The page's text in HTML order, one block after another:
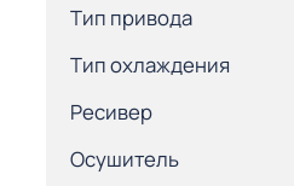
Тип привода
Тип охлаждения
Ресивер
Осушитель